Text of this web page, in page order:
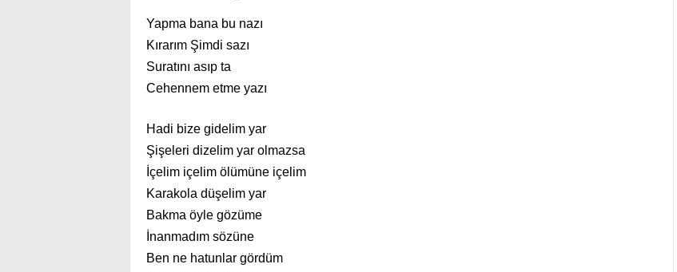
Yapma bana bu nazı
Kırarım Şimdi sazı
Suratını asıp ta
Cehennem etme yazı
Hadi bize gidelim yar
Şişeleri dizelim yar olmazsa
İçelim içelim ölümüne içelim
Karakola düşelim yar
Bakma öyle gözüme
İnanmadım sözüne
Ben ne hatunlar gördüm